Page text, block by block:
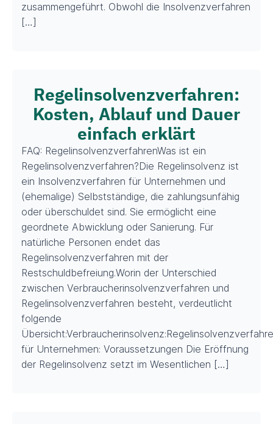
zusammengeführt. Obwohl die Insolvenzverfahren
[…]
Regelinsolvenzverfahren:
Kosten, Ablauf und Dauer
einfach erklärt
FAQ: RegelinsolvenzverfahrenWas ist ein
Regelinsolvenzverfahren?Die Regelinsolvenz ist
ein Insolvenzverfahren für Unternehmen und
(ehemalige) Selbstständige, die zahlungsunfähig
oder überschuldet sind. Sie ermöglicht eine
geordnete Abwicklung oder Sanierung. Für
natürliche Personen endet das
Regelinsolvenzverfahren mit der
Restschuldbefreiung.Worin der Unterschied
zwischen Verbraucherinsolvenzverfahren und
Regelinsolvenzverfahren besteht, verdeutlicht
folgende
für Unternehmen: Voraussetzungen Die Eröffnung
der Regelinsolvenz setzt im Wesentlichen […]